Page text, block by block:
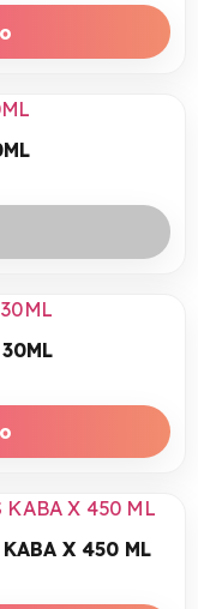
KABA X 450 ML